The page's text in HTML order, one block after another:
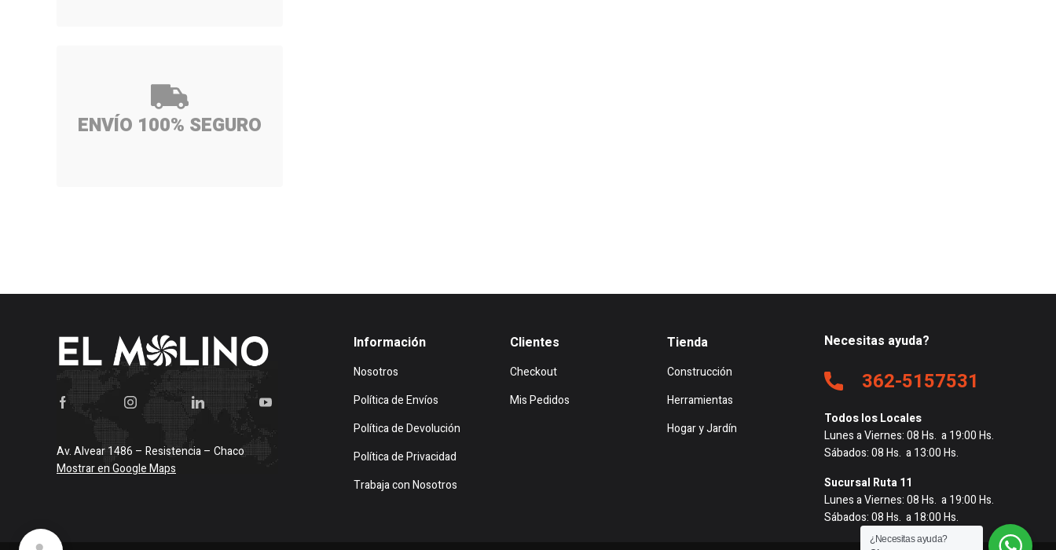
ENVÍO 100% SEGURO
Av. Alvear 1486 – Resistencia – Chaco
Mostrar en Google Maps
Información
Nosotros
Política de Envíos
Política de Devolución
Política de Privacidad
Trabaja con Nosotros
Clientes
Checkout
Mis Pedidos
Tienda
Construcción
Herramientas
Hogar y Jardín
Necesitas ayuda?
362-5157531
Todos los Locales
Lunes a Viernes: 08 Hs. a 19:00 Hs.
Sábados: 08 Hs. a 13:00 Hs.
Sucursal Ruta 11
Lunes a Viernes: 08 Hs. a 19:00 Hs.
Sábados: 08 Hs. a 18:00 Hs.
¿Necesitas ayuda?